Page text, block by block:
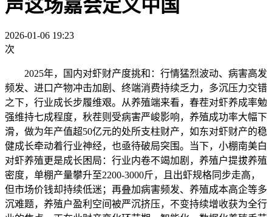
声这场嘉会定义中国
2026-01-06 19:23
次
2025年，国内对虾财产度挑和：行情猛烈波动、病害高发
频发、进口产物冲击加剧、终端消费持续乏力，多沉压力交错
之下，行业成长步履维艰。从养殖端来看，春茬对虾养成率勉
强维持七成程度，秋茬则受病害严峻影响，养殖成功率大幅下
滑，做为年产值超50亿元的处所支柱财产，如东对虾财产的稳
健成长牵动着行业神经，也亟待破局突围。当下，小棚南美白
对虾养殖更是成长困局：行业内卷不竭加剧，养殖户提拔养殖
密度，单棚产量攀升至2200-3000斤，且出虾规格同步走高，
但市场价钱却持续低迷；再叠加病害频发、养殖成本高企等多
沉难题，养殖户盈利空间被严沉挤压，不变持续增收获为全行